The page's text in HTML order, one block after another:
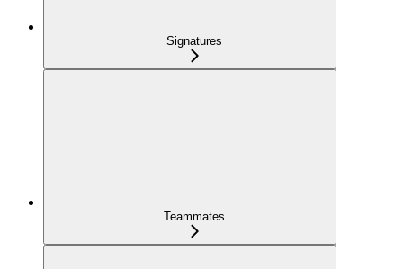
Signatures
Teammates